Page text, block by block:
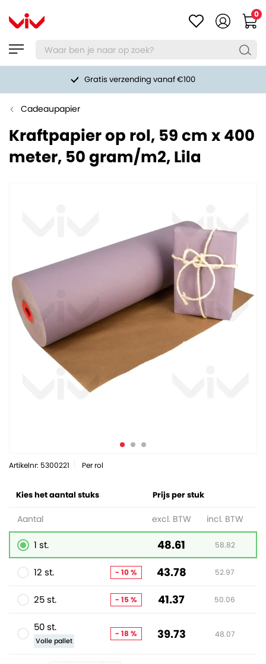
0
Gratis verzending vanaf €100
Cadeaupapier
Kraftpapier op rol, 59 cm x 400
meter, 50 gram/m2, Lila
Artikelnr: 5300221 Per rol
Kies het aantal stuks Prijs per stuk
Aantal excl. BTW incl. BTW
1 st. 48.61 58.82
12 st. - 10 % 43.78 52.97
25 st. - 15 % 41.37 50.06
50 st.
Volle pallet
- 18 % 39.73 48.07